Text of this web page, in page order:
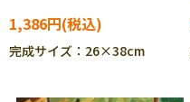
1,386円
完成サイズ：26×38cm